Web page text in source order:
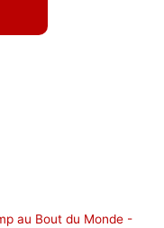
au Bout du Monde -